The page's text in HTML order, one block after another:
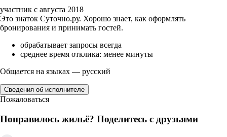
участник с августа 2018
Это знаток Суточно.ру. Хорошо знает, как оформлять
бронирования и принимать гостей.
обрабатывает запросы всегда
среднее время отклика: менее минуты
Общается на языках — русский
Сведения об исполнителе
Пожаловаться
Понравилось жильё? Поделитесь с друзьями